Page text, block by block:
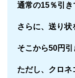
通常の15％引き
さらに、送り状
そこから50円引
ただし、クロネ